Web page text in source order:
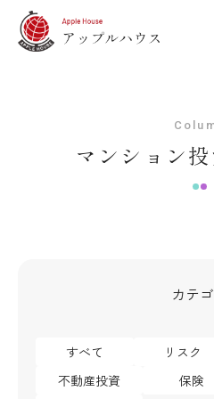
マンション
カテ
すべて リスク
不動産投資
保険